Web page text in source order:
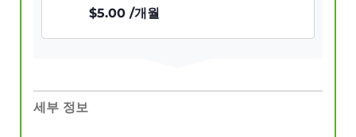
$5.00 /개월
세부 정보